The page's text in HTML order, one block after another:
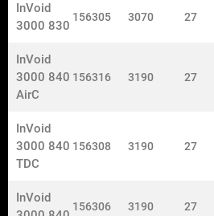
InVoid
3000 830
156305 3070 27
InVoid
3000 840
AirC
156316 3190 27
InVoid
3000 840
TDC
156308 3190 27
InVoid
156306 3190 27
Lediga tjänster
Om oss